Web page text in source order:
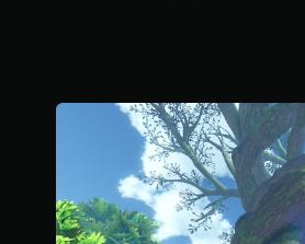
，
共
6
7
7
則
評